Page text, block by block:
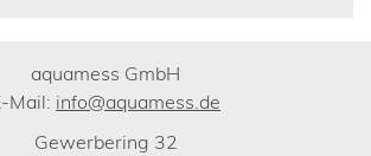
aquamess GmbH
Mail: info@aquamess.de
Gewerbering 32